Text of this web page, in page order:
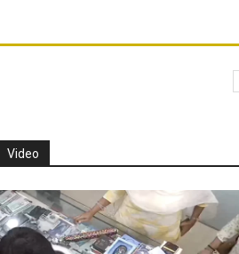
Video